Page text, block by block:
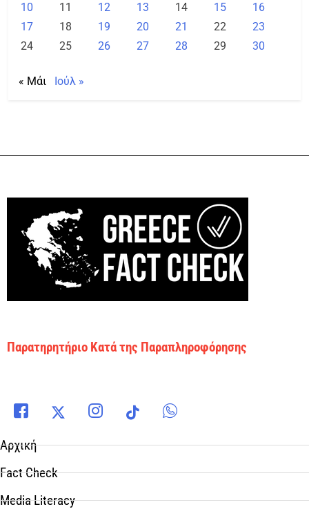
10
11 12 13 14 15
16
17
18 19 20 21 22
23
24
25 26 27 28 29 30
« Μάι Ιούλ »
Παρατηρητήριο Κατά της Παραπληροφόρησης
Αρχική
Fact Check
Media Literacy